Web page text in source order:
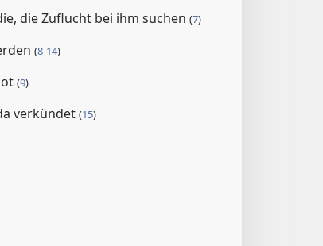
die Zuflucht bei ihm suchen (7)
(8-14)
(9)
verkündet (15)